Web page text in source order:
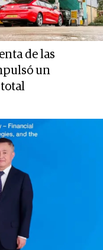
de las
un
total